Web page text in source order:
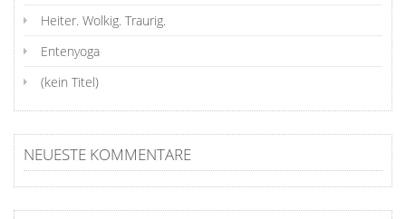
Heiter. Wolkig. Traurig.
Entenyoga
(kein Titel)
NEUESTE KOMMENTARE